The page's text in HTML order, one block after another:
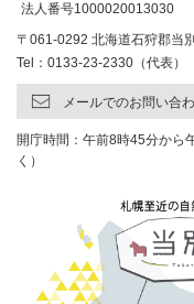
法人番号1000020013030
〒061-0292 北海道石狩郡当
Tel：0133-23-2330（代表
メールでのお問い合
開庁時間：午前8時45分から
く）